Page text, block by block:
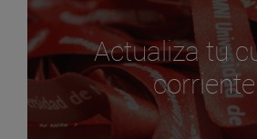
Actualiza tu
corriente